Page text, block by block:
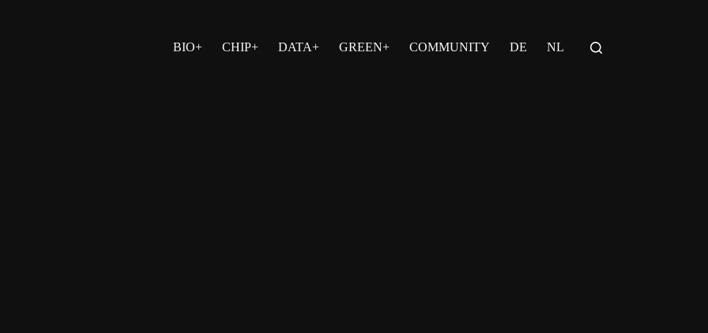
BIO+
CHIP+ DATA+ GREEN+ COMMUNITY DE NL